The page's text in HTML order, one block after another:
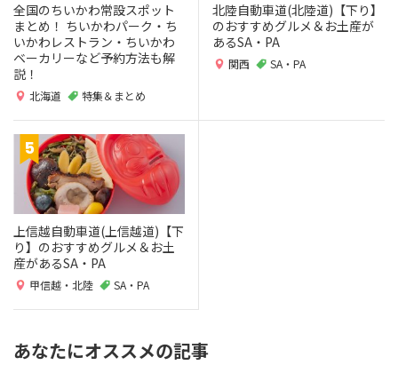
全国のちいかわ常設スポット
まとめ！ ちいかわパーク・ち
いかわレストラン・ちいかわ
ベーカリーなど予約方法も解
説！
北海道 特集＆まとめ
北陸自動車道(北陸道)【下り】
のおすすめグルメ＆お土産が
あるSA・PA
関西 SA・PA
上信越自動車道(上信越道)【下
り】のおすすめグルメ＆お土
産があるSA・PA
甲信越・北陸 SA・PA
あなたにオススメの記事